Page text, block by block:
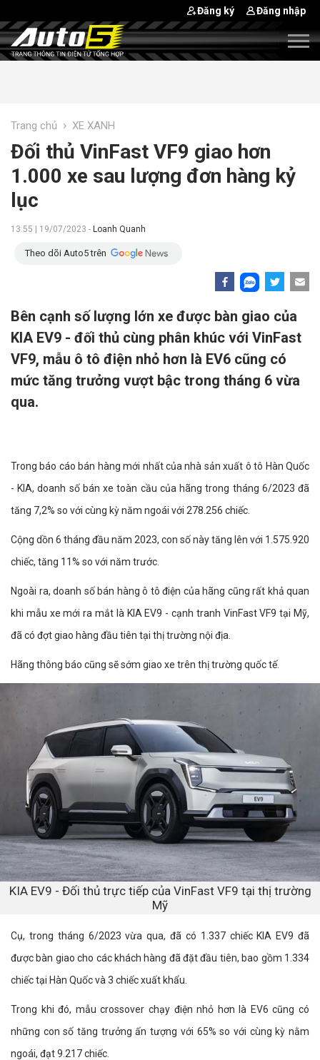
Đăng ký Đăng nhập
Trang chủ › XE XANH
Đối thủ VinFast VF9 giao hơn
1.000 xe sau lượng đơn hàng kỷ
lục
13:55 | 19/07/2023 - Loanh Quanh
Theo dõi Auto5 trên
Bên cạnh số lượng lớn xe được bàn giao của
KIA EV9 - đối thủ cùng phân khúc với VinFast
VF9, mẫu ô tô điện nhỏ hơn là EV6 cũng có
mức tăng trưởng vượt bậc trong tháng 6 vừa
qua.
Trong báo cáo bán hàng mới nhất của nhà sản xuất ô tô Hàn Quốc
- KIA, doanh số bán xe toàn cầu của hãng trong tháng 6/2023 đã
tăng 7,2% so với cùng kỳ năm ngoái với 278.256 chiếc.
Cộng dồn 6 tháng đầu năm 2023, con số này tăng lên với 1.575.920
chiếc, tăng 11% so với năm trước.
Ngoài ra, doanh số bán hàng ô tô điện của hãng cũng rất khả quan
khi mẫu xe mới ra mắt là KIA EV9 - cạnh tranh VinFast VF9 tại Mỹ,
đã có đợt giao hàng đầu tiên tại thị trường nội địa.
Hãng thông báo cũng sẽ sớm giao xe trên thị trường quốc tế.
KIA EV9 - Đối thủ trực tiếp của VinFast VF9 tại thị trường
Mỹ
Cụ, trong tháng 6/2023 vừa qua, đã có 1.337 chiếc KIA EV9 đã
được bàn giao cho các khách hàng đã đặt đầu tiên, bao gồm 1.334
chiếc tại Hàn Quốc và 3 chiếc xuất khẩu.
Trong khi đó, mẫu crossover chạy điện nhỏ hơn là EV6 cũng có
những con số tăng trưởng ấn tượng với 65% so với cùng kỳ nằm
ngoái, đạt 9.217 chiếc.